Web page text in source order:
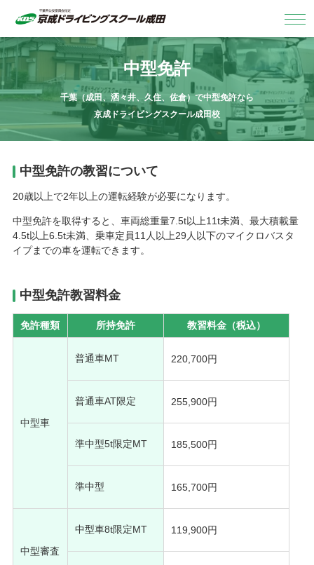
中型免許
千葉（成田、洒々井、久住、佐倉）で中型免許なら
京成ドライビングスクール成田校
中型免許の教習について
20歳以上で2年以上の運転経験が必要になります。
中型免許を取得すると、車両総重量7.5t以上11t未満、最大積載量
4.5t以上6.5t未満、乗車定員11人以上29人以下のマイクロバスタ
イプまでの車を運転できます。
中型免許教習料金
免許種類 所持免許 教習料金（税込）
中型車
普通車MT 220,700円
普通車AT限定 255,900円
準中型5t限定MT 185,500円
準中型 165,700円
中型審査
中型車8t限定MT 119,900円